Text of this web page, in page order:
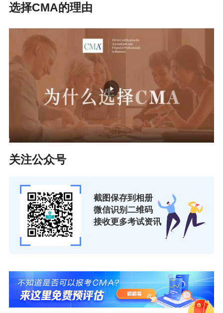
选择CMA的理由
关注公众号
截图保存到相册
微信识别二维码
接收更多考试资讯